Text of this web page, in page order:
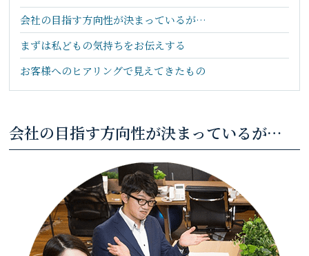
会社の目指す方向性が決まっているが…
まずは私どもの気持ちをお伝えする
お客様へのヒアリングで見えてきたもの
会社の目指す方向性が決まっているが…